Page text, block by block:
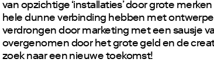
van opzichtige ‘installaties’ door grote
hele dunne verbinding hebben met
verdrongen door marketing met een sausje
overgenomen door het grote geld en de
zoek naar een nieuwe toekomst!